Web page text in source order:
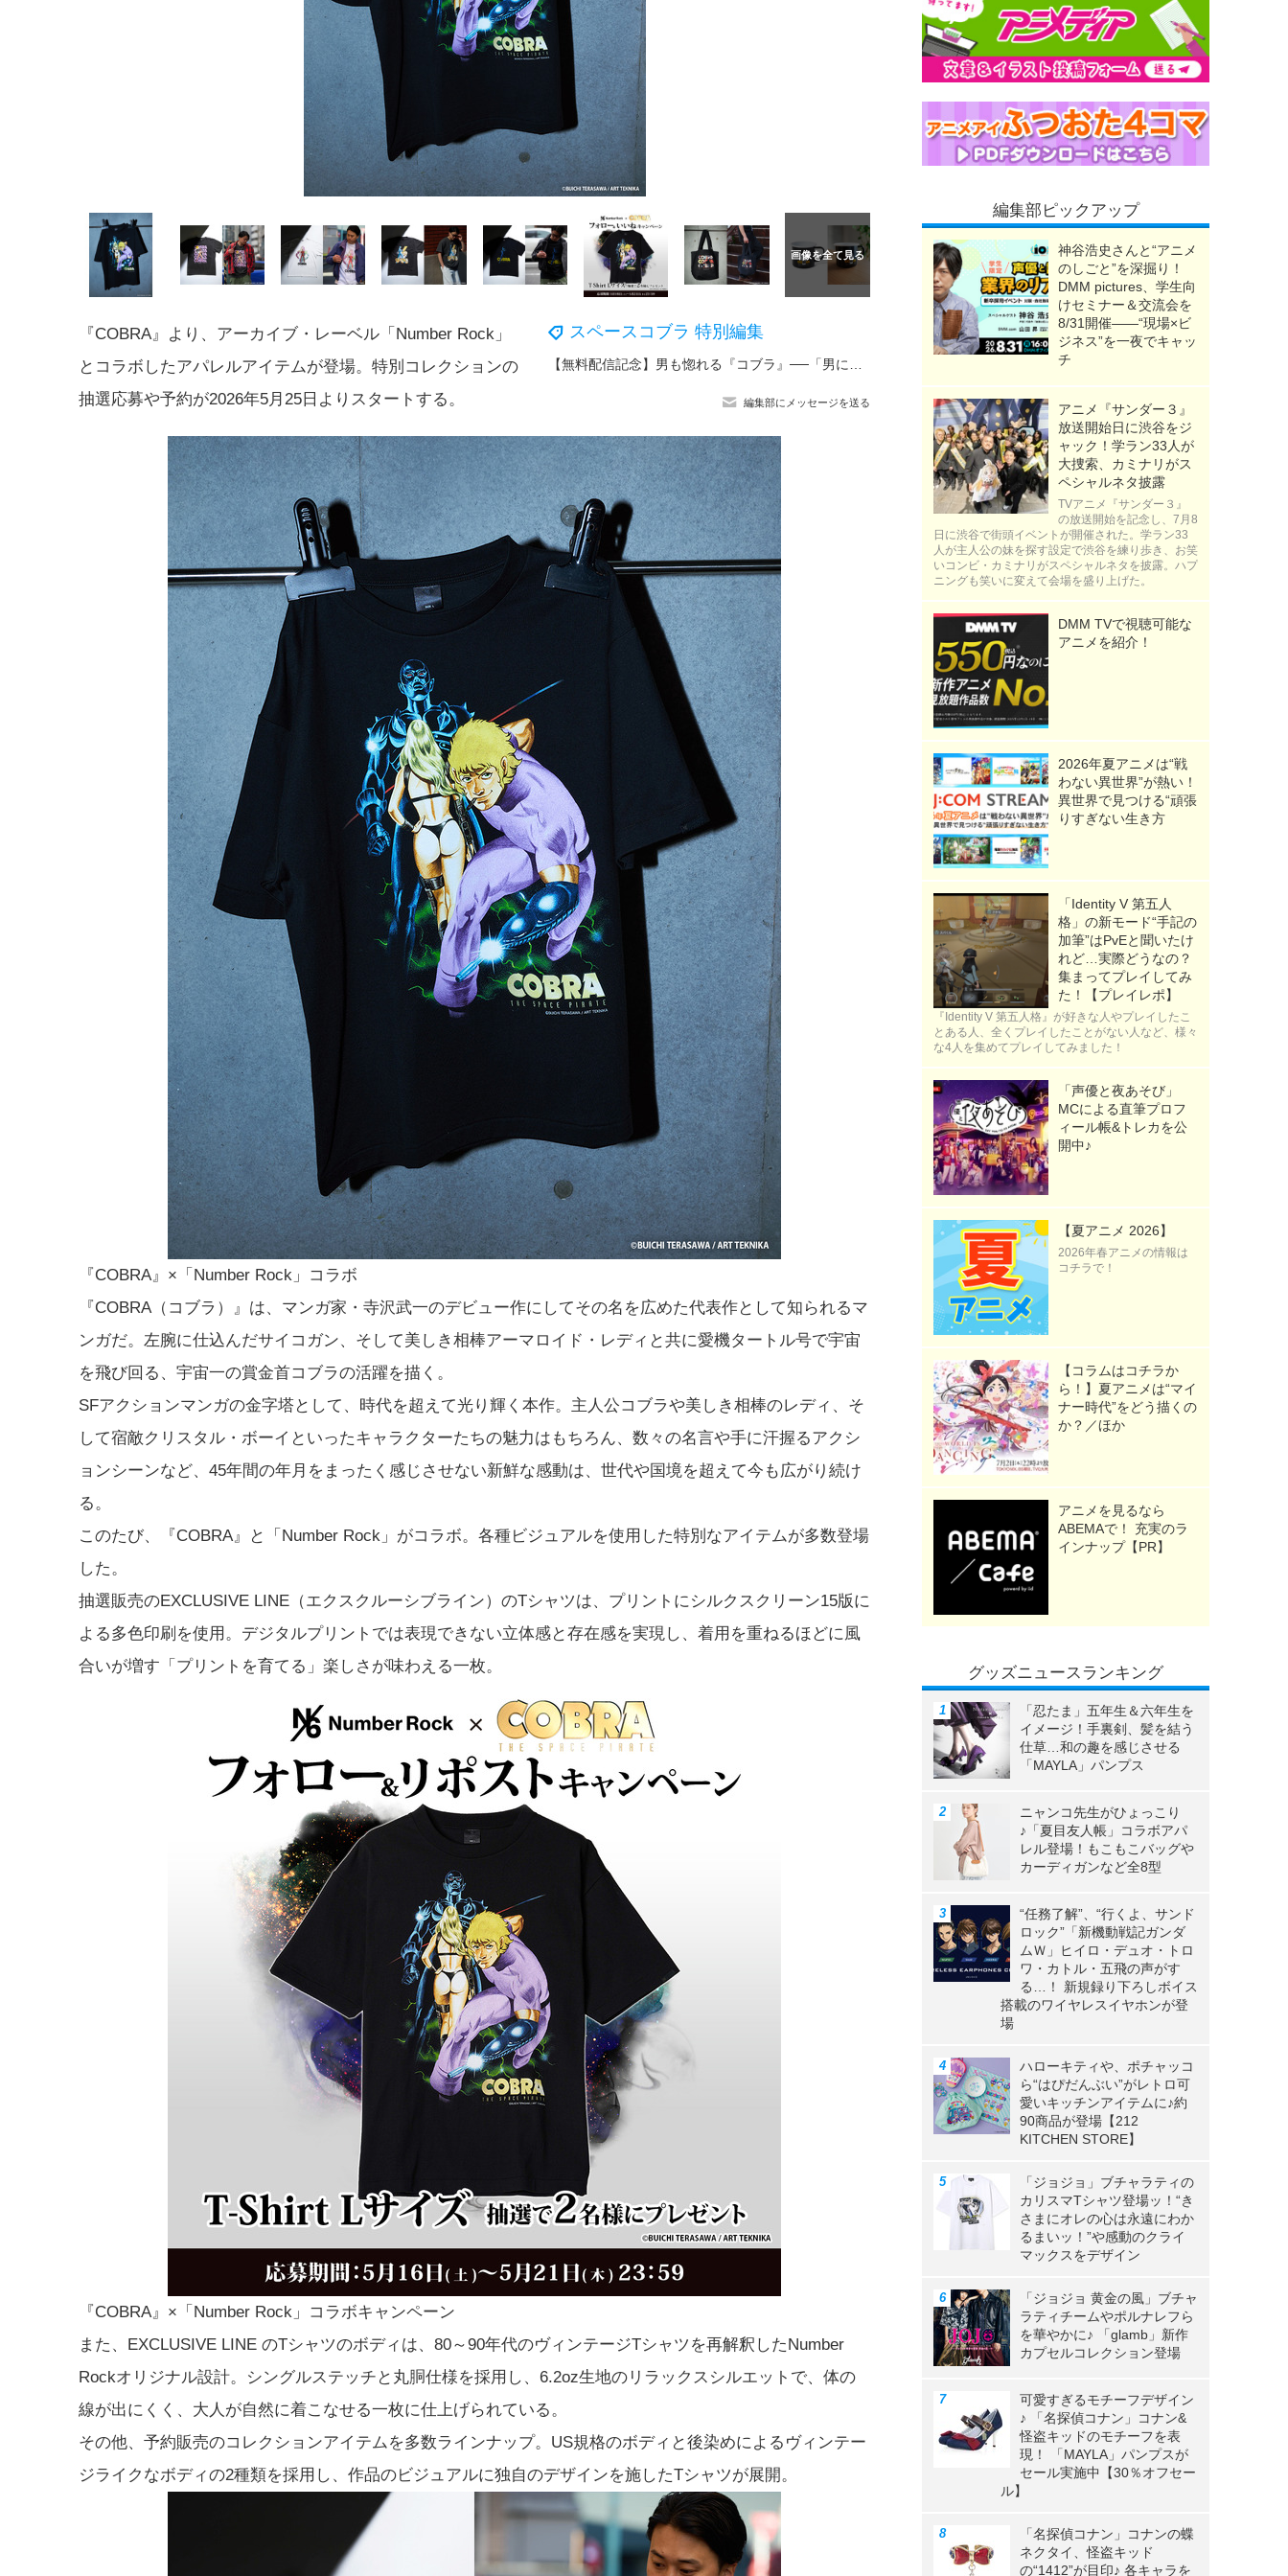
スペースコブラ 特別編集
編集部にメッセージを送る
『COBRA』より、アーカイブ・レーベル「Number Rock」
とコラボしたアパレルアイテムが登場。特別コレクションの
抽選応募や予約が2026年5月25日よりスタートする。
『COBRA』×「Number Rock」コラボ
『COBRA（コブラ）』は、マンガ家・寺沢武一のデビュー作にしてその名を広めた代表作として知られるマ
ンガだ。左腕に仕込んだサイコガン、そして美しき相棒アーマロイド・レディと共に愛機タートル号で宇宙
を飛び回る、宇宙一の賞金首コブラの活躍を描く。
SFアクションマンガの金字塔として、時代を超えて光り輝く本作。主人公コブラや美しき相棒のレディ、そ
して宿敵クリスタル・ボーイといったキャラクターたちの魅力はもちろん、数々の名言や手に汗握るアクシ
ョンシーンなど、45年間の年月をまったく感じさせない新鮮な感動は、世代や国境を超えて今も広がり続け
る。
このたび、『COBRA』と「Number Rock」がコラボ。各種ビジュアルを使用した特別なアイテムが多数登場
した。
抽選販売のEXCLUSIVE LINE（エクスクルーシブライン）のTシャツは、プリントにシルクスクリーン15版に
よる多色印刷を使用。デジタルプリントでは表現できない立体感と存在感を実現し、着用を重ねるほどに風
合いが増す「プリントを育てる」楽しさが味わえる一枚。
『COBRA』×「Number Rock」コラボキャンペーン
また、EXCLUSIVE LINE のTシャツのボディは、80～90年代のヴィンテージTシャツを再解釈したNumber
Rockオリジナル設計。シングルステッチと丸胴仕様を採用し、6.2oz生地のリラックスシルエットで、体の
線が出にくく、大人が自然に着こなせる一枚に仕上げられている。
その他、予約販売のコレクションアイテムを多数ラインナップ。US規格のボディと後染めによるヴィンテー
ジライクなボディの2種類を採用し、作品のビジュアルに独自のデザインを施したTシャツが展開。
編集部ピックアップ
神谷浩史さんと“アニメ
のしごと”を深掘り！
DMM pictures、学生向
けセミナー＆交流会を
8/31開催――“現場×ビ
ジネス”を一夜でキャッ
チ
アニメ『サンダー３』
放送開始日に渋谷をジ
ャック！学ラン33人が
大捜索、カミナリがス
ペシャルネタ披露
TVアニメ『サンダー３』
の放送開始を記念し、7月8
日に渋谷で街頭イベントが開催された。学ラン33
人が主人公の妹を探す設定で渋谷を練り歩き、お笑
いコンビ・カミナリがスペシャルネタを披露。ハプ
ニングも笑いに変えて会場を盛り上げた。
DMM TVで視聴可能な
アニメを紹介！
2026年夏アニメは“戦
わない異世界”が熱い！
異世界で見つける“頑張
りすぎない生き方
「Identity V 第五人
格」の新モード“手記の
加筆”はPvEと聞いたけ
れど…実際どうなの？
集まってプレイしてみ
た！【プレイレポ】
『Identity V 第五人格』が好きな人やプレイしたこ
とある人、全くプレイしたことがない人など、様々
な4人を集めてプレイしてみました！
「声優と夜あそび」
MCによる直筆プロフ
ィール帳&トレカを公
開中♪
【夏アニメ 2026】
2026年春アニメの情報は
コチラで！
【コラムはコチラか
ら！】夏アニメは“マイ
ナー時代”をどう描くの
か？／ほか
アニメを見るなら
ABEMAで！ 充実のラ
インナップ【PR】
グッズニュースランキング
「忍たま」五年生＆六年生を
イメージ！手裏剣、髪を結う
仕草…和の趣を感じさせる
「MAYLA」パンプス
ニャンコ先生がひょっこり
♪「夏目友人帳」コラボアパ
レル登場！もこもこバッグや
カーディガンなど全8型
“任務了解”、“行くよ、サンド
ロック”「新機動戦記ガンダ
ムＷ」ヒイロ・デュオ・トロ
ワ・カトル・五飛の声がす
る…！ 新規録り下ろしボイス
搭載のワイヤレスイヤホンが登
場
ハローキティや、ポチャッコ
ら“はぴだんぶい”がレトロ可
愛いキッチンアイテムに♪約
90商品が登場【212
KITCHEN STORE】
「ジョジョ」ブチャラティの
カリスマTシャツ登場ッ！“き
さまにオレの心は永遠にわか
るまいッ！”や感動のクライ
マックスをデザイン
「ジョジョ 黄金の風」ブチャ
ラティチームやポルナレフら
を華やかに♪ 「glamb」新作
カプセルコレクション登場
可愛すぎるモチーフデザイン
♪ 「名探偵コナン」コナン&
怪盗キッドのモチーフを表
現！ 「MAYLA」パンプスが
セール実施中【30％オフセー
ル】
「名探偵コナン」コナンの蝶
ネクタイ、怪盗キッド
の“1412”が目印♪ 各キャラを